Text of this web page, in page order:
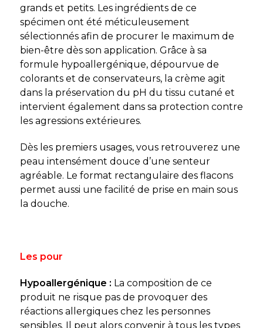
grands et petits. Les ingrédients de ce
spécimen ont été méticuleusement
sélectionnés afin de procurer le maximum de
bien-être dès son application. Grâce à sa
formule hypoallergénique, dépourvue de
colorants et de conservateurs, la crème agit
dans la préservation du pH du tissu cutané et
intervient également dans sa protection contre
les agressions extérieures.
Dès les premiers usages, vous retrouverez une
peau intensément douce d’une senteur
agréable. Le format rectangulaire des flacons
permet aussi une facilité de prise en main sous
la douche.
Les pour
Hypoallergénique : La composition de ce
produit ne risque pas de provoquer des
réactions allergiques chez les personnes
sensibles. Il peut alors convenir à tous les types